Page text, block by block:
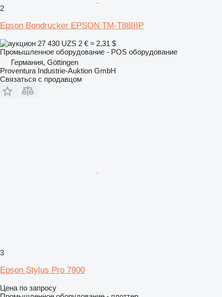
2
Epson Bondrucker EPSON TM-T88IIIP
27 430 UZS 2 € ≈ 2,31 $
Промышленное оборудование - POS оборудование
Германия, Göttingen
Proventura Industrie-Auktion GmbH
Связаться с продавцом
3
Epson Stylus Pro 7900
Цена по запросу